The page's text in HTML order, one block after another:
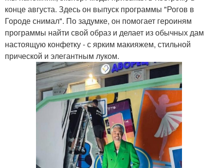
конце августа. Здесь он выпуск программы "Рогов в
Городе снимал". По задумке, он помогает героиням
программы найти свой образ и делает из обычных дам
настоящую конфетку - с ярким макияжем, стильной
прической и элегантным луком.